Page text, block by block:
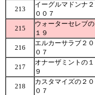
213
イーグルマドンナ２
００７
215
ウォーターセレブの
１９
216
エルカーサラブ２０
０７
217
オナーザミントの１
９
218
カスタマイズの２０
０７